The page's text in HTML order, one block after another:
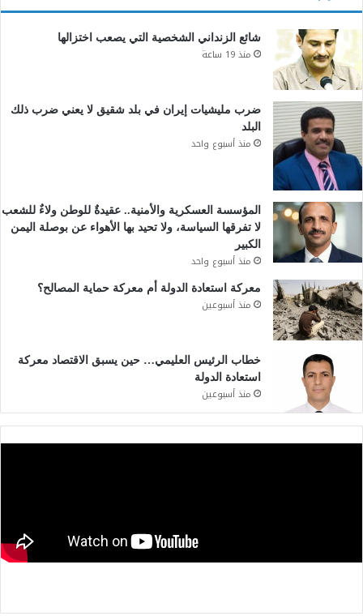
شائع الزنداني الشخصية التي يصعب اختزالها
منذ 19 ساعة
ضرب مليشيات إيران في بلد شقيق لا يعني ضرب ذلك
البلد
منذ أسبوع واحد
المؤسسة العسكرية والأمنية.. عقيدةٌ للوطن ولاءٌ للشعب
لا تفرقها السياسة، ولا تحيد بها الأهواء عن بوصلة اليمن
الكبير
منذ أسبوع واحد
معركة استعادة الدولة أم معركة حماية المصالح؟
منذ أسبوعين
خطاب الرئيس العليمي… حين يسبق الاقتصاد معركة
استعادة الدولة
منذ أسبوعين